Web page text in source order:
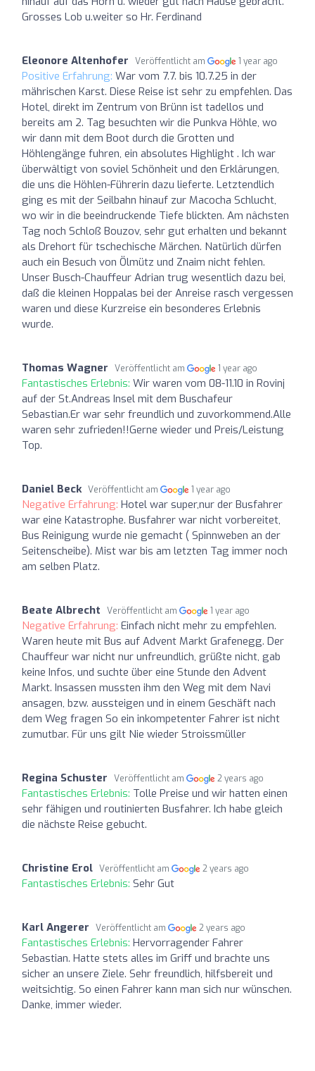
Grosses Lob u.weiter so Hr. Ferdinand
Eleonore Altenhofer Veröffentlicht am 1 year ago
Positive Erfahrung: War vom 7.7. bis 10.7.25 in der
mährischen Karst. Diese Reise ist sehr zu empfehlen. Das
Hotel, direkt im Zentrum von Brünn ist tadellos und
bereits am 2. Tag besuchten wir die Punkva Höhle, wo
wir dann mit dem Boot durch die Grotten und
Höhlengänge fuhren, ein absolutes Highlight . Ich war
überwâltigt von soviel Schönheit und den Erklârungen,
die uns die Höhlen-Führerin dazu lieferte. Letztendlich
ging es mit der Seilbahn hinauf zur Macocha Schlucht,
wo wir in die beeindruckende Tiefe blickten. Am nâchsten
Tag noch Schloß Bouzov, sehr gut erhalten und bekannt
als Drehort für tschechische Märchen. Natürlich dürfen
auch ein Besuch von Ölmütz und Znaim nicht fehlen.
Unser Busch-Chauffeur Adrian trug wesentlich dazu bei,
daß die kleinen Hoppalas bei der Anreise rasch vergessen
waren und diese Kurzreise ein besonderes Erlebnis
wurde.
Thomas Wagner Veröffentlicht am 1 year ago
Fantastisches Erlebnis: Wir waren vom 08-11.10 in Rovinj
auf der St.Andreas Insel mit dem Buschafeur
Sebastian.Er war sehr freundlich und zuvorkommend.Alle
waren sehr zufrieden!!Gerne wieder und Preis/Leistung
Top.
Daniel Beck Veröffentlicht am 1 year ago
Negative Erfahrung: Hotel war super,nur der Busfahrer
war eine Katastrophe. Busfahrer war nicht vorbereitet,
Bus Reinigung wurde nie gemacht ( Spinnweben an der
Seitenscheibe). Mist war bis am letzten Tag immer noch
am selben Platz.
Beate Albrecht Veröffentlicht am 1 year ago
Negative Erfahrung: Einfach nicht mehr zu empfehlen.
Waren heute mit Bus auf Advent Markt Grafenegg. Der
Chauffeur war nicht nur unfreundlich, grüßte nicht, gab
keine Infos, und suchte über eine Stunde den Advent
Markt. Insassen mussten ihm den Weg mit dem Navi
ansagen, bzw. aussteigen und in einem Geschäft nach
dem Weg fragen So ein inkompetenter Fahrer ist nicht
zumutbar. Für uns gilt Nie wieder Stroissmüller
Regina Schuster Veröffentlicht am 2 years ago
Fantastisches Erlebnis: Tolle Preise und wir hatten einen
sehr fähigen und routinierten Busfahrer. Ich habe gleich
die nächste Reise gebucht.
Christine Erol Veröffentlicht am 2 years ago
Fantastisches Erlebnis: Sehr Gut
Karl Angerer Veröffentlicht am 2 years ago
Fantastisches Erlebnis: Hervorragender Fahrer
Sebastian. Hatte stets alles im Griff und brachte uns
sicher an unsere Ziele. Sehr freundlich, hilfsbereit und
weitsichtig. So einen Fahrer kann man sich nur wünschen.
Danke, immer wieder.